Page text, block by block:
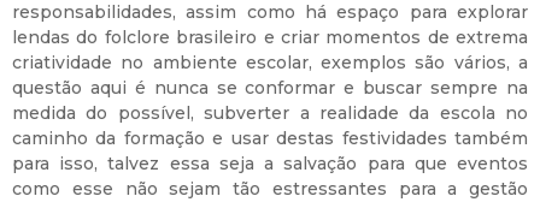
responsabilidades, assim como há espaço para explorar
lendas do folclore brasileiro e criar momentos de extrema
criatividade no ambiente escolar, exemplos são vários, a
questão aqui é nunca se conformar e buscar sempre na
medida do possível, subverter a realidade da escola no
caminho da formação e usar destas festividades também
para isso, talvez essa seja a salvação para que eventos
como esse não sejam tão estressantes para a gestão